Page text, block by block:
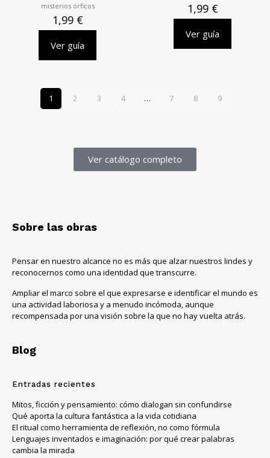
misterios órficos
1,99 €
Ver guía
1,99 €
Ver guía
1 2 3 4 … 7 8 9
Ver catálogo completo
Sobre las obras
Pensar en nuestro alcance no es más que alzar nuestros lindes y
reconocernos como una identidad que transcurre.
Ampliar el marco sobre el que expresarse e identificar el mundo es
una actividad laboriosa y a menudo incómoda, aunque
recompensada por una visión sobre la que no hay vuelta atrás.
Blog
Entradas recientes
Mitos, ficción y pensamiento: cómo dialogan sin confundirse
Qué aporta la cultura fantástica a la vida cotidiana
El ritual como herramienta de reflexión, no como fórmula
Lenguajes inventados e imaginación: por qué crear palabras
cambia la mirada